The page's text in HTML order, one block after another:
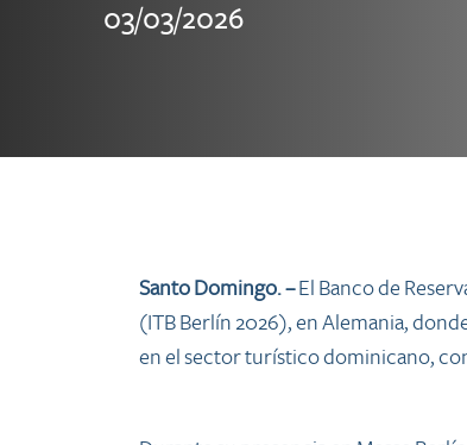
03/03/2026
Santo Domingo. –El Banco de
(ITB Berlín 2026), en Alemania,
en el sector turístico dominicano,